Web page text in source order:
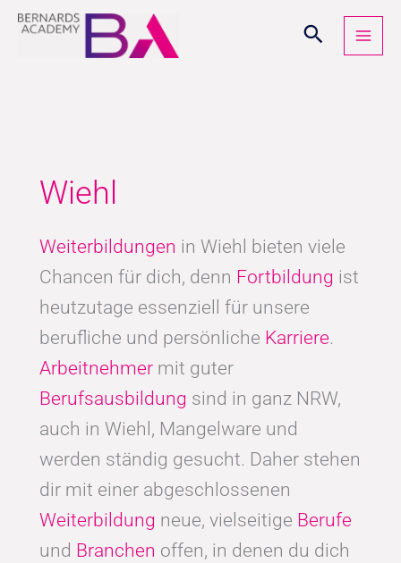
Zum
Inhalt
Wiehl
Weiterbildungen in Wiehl bieten viele
Chancen für dich, denn Fortbildung ist
heutzutage essenziell für unsere
berufliche und persönliche Karriere.
Arbeitnehmer mit guter
Berufsausbildung sind in ganz NRW,
auch in Wiehl, Mangelware und
werden ständig gesucht. Daher stehen
dir mit einer abgeschlossenen
Weiterbildung neue, vielseitige Berufe
und Branchen offen, in denen du dich